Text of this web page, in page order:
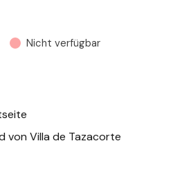
Nicht verfügbar
von Villa de Tazacorte